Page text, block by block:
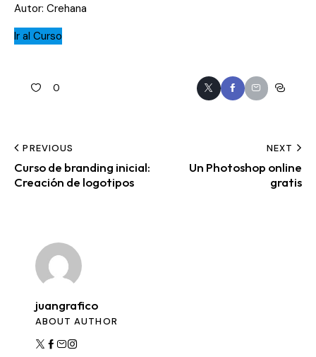
Autor: Crehana
Ir al Curso
0
PREVIOUS
Curso de branding inicial:
Creación de logotipos
NEXT
Un Photoshop online
gratis
juangrafico
ABOUT AUTHOR